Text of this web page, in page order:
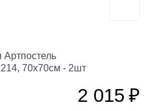
Артпостель
70х70см - 2шт
2 015₽